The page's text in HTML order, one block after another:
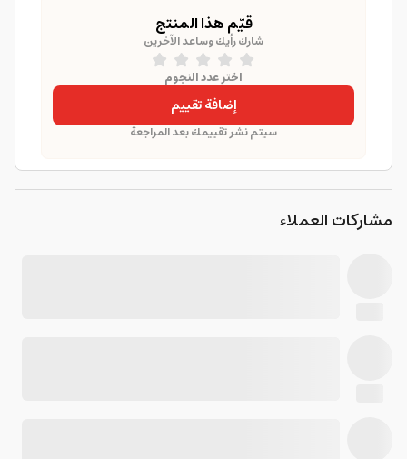
قيّم هذا المنتج
شارك رأيك وساعد الآخرين
اختر عدد النجوم
إضافة تقييم
سيتم نشر تقييمك بعد المراجعة
مشاركات العملاء